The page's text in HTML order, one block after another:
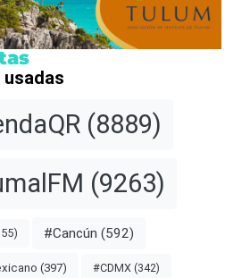
usadas
(8889)
(9263)
#Cancún (592)
(397) #CDMX(342)